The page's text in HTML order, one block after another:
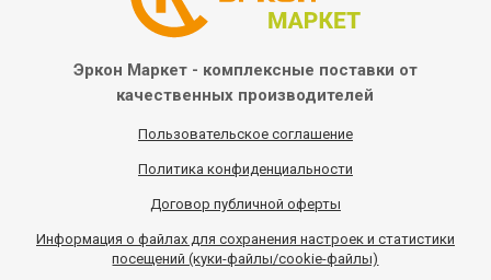
Эркон Маркет - комплексные поставки от
качественных производителей
Пользовательское соглашение
Политика конфиденциальности
Договор публичной оферты
Информация о файлах для сохранения настроек и статистики
посещений (куки-файлы/cookie-файлы)